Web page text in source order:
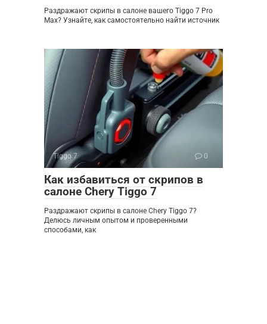
Раздражают скрипы в салоне вашего Tiggo 7 Pro
Max? Узнайте, как самостоятельно найти источник
Tiggo 7 0
Как избавиться от скрипов в
салоне Chery Tiggo 7
Раздражают скрипы в салоне Chery Tiggo 7?
Делюсь личным опытом и проверенными
способами, как